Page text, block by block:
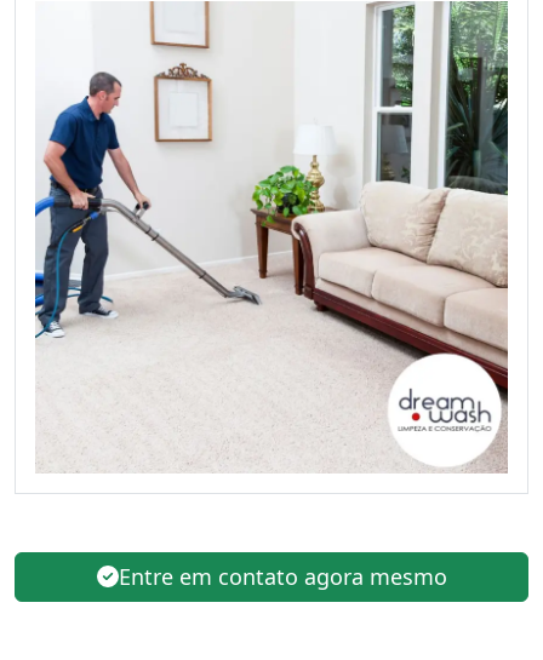
Entre em contato agora mesmo